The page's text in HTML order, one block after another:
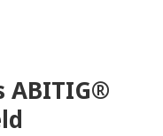
ABITIG®